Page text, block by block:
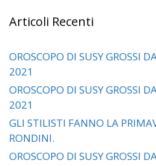
Articoli Recenti
OROSCOPO DI SUSY GROSSI
2021
OROSCOPO DI SUSY GROSSI
2021
GLI STILISTI FANNO LA
RONDINI.
OROSCOPO DI SUSY GROSSI